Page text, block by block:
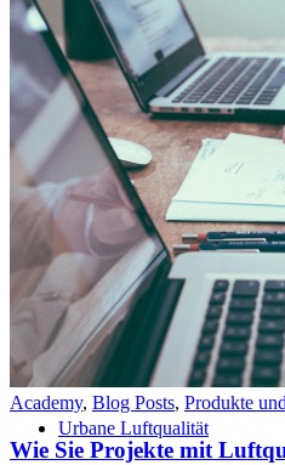
Home
Urbane Luftqualität
Academy, Blog Posts, Produkte
Wie Sie Projekte mit